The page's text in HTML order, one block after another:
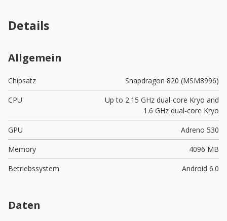
Details
Allgemein
Chipsatz
Snapdragon 820 (MSM8996)
CPU
Up to 2.15 GHz dual-core Kryo and
1.6 GHz dual-core Kryo
GPU
Adreno 530
Memory
4096 MB
Betriebssystem
Android 6.0
Daten